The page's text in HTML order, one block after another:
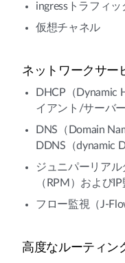
ingressトラフィ
仮想チャネル
ネットワークサー
DHCP（Dynamic
イアント/サーバ
DNS（Domain
DDNS（dynamic
ジュニパーリア
（RPM）およびIP
フロー監視（J-
高度なルーティン